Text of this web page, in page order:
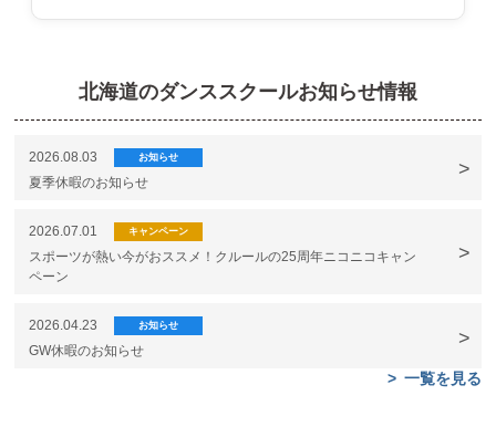
北海道のダンススクールお知らせ情報
2026.08.03 お知らせ
夏季休暇のお知らせ
2026.07.01 キャンペーン
スポーツが熱い今がおススメ！クルールの25周年ニコニコキャン
ペーン
2026.04.23 お知らせ
GW休暇のお知らせ
一覧を見る